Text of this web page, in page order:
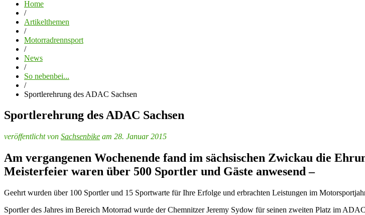
Home
/
Artikelthemen
/
Motorradrennsport
/
News
/
So nebenbei...
/
Sportlerehrung des ADAC Sachsen
Sportlerehrung des ADAC Sachsen
veröffentlicht von Sachsenbike am 28. Januar 2015
Am vergangenen Wochenende fand im sächsischen Zwickau die
Meisterfeier waren über 500 Sportler und Gäste anwesend –
Geehrt wurden über 100 Sportler und 15 Sportwarte für Ihre Erfolge und erbrachten Leistungen im
Sportler des Jahres im Bereich Motorrad wurde der Chemnitzer Jeremy Sydow für seinen zweiten Platz im